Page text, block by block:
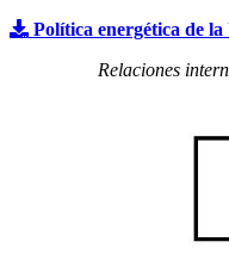
Política energética de
Relaciones